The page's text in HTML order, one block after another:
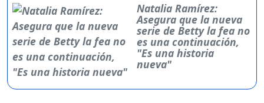
Natalia Ramírez:
Asegura que la nueva
serie de Betty la fea no
es una continuación,
"Es una historia
nueva"